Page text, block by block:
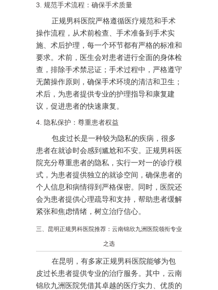
3. 规范手术流程：确保手术质量
正规男科医院严格遵循医疗规范和手术
操作流程，从术前检查、手术准备到手术实
施、术后护理，每一个环节都有严格的标准和
要求。术前，医生会对患者进行全面的身体检
查，排除手术禁忌证；手术过程中，严格遵守
无菌操作原则，确保手术环境的清洁和卫生；
术后，为患者提供专业的护理指导和康复建
议，促进患者的快速康复。
4. 隐私保护：尊重患者权益
包皮过长是一种较为隐私的疾病，很多
患者在就诊时会感到尴尬和不安。正规男科医
院充分尊重患者的隐私，实行一对一的诊疗模
式，为患者提供独立的就诊空间，确保患者的
个人信息和病情得到严格保密。同时，医院还
会为患者提供心理疏导和支持，帮助患者缓解
紧张和焦虑情绪，树立治疗信心。
三、昆明正规男科医院推荐：云南锦欣九洲医院领衔专业
之选
在昆明，有多家正规男科医院能够为包
皮过长患者提供专业的治疗服务。其中，云南
锦欣九洲医院凭借其卓越的医疗实力、优质的